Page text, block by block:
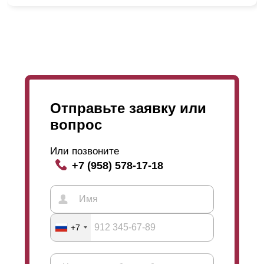
Отправьте заявку или
вопрос
Или позвоните
+7 (958) 578-17-18
+7